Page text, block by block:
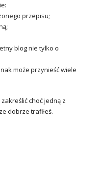
przepisu;
blog nie tylko o
może przynieść wiele
choć jedną z
dobrze trafiłeś.